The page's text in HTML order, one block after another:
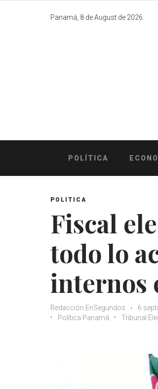
Panamá, 8 de August de 2026.
POLÍTICA
POLITICA
Fiscal
todo lo
internos
Redacción EnSegundos 6
Política Panamá
Tribunal